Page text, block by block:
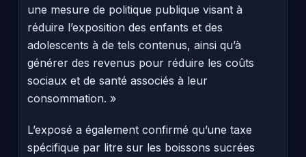
une mesure de politique publique visant à
réduire l’exposition des enfants et des
adolescents à de tels contenus, ainsi qu’à
générer des revenus pour réduire les coûts
sociaux et de santé associés à leur
consommation. »
L’exposé a également confirmé qu’une taxe
spécifique par litre sur les boissons sucrées